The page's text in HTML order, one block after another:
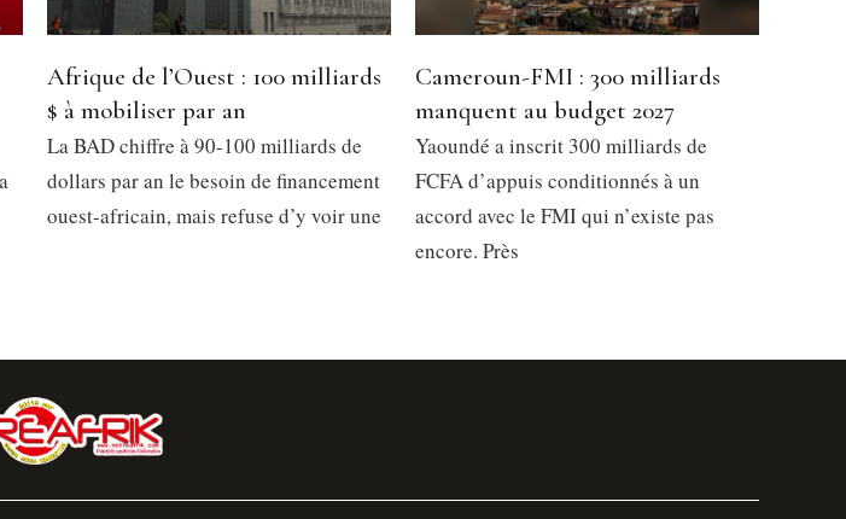
Afrique de l’Ouest : 100 milliards
$ à mobiliser par an
La BAD chiffre à 90-100 milliards de
dollars par an le besoin de financement
ouest-africain, mais refuse d’y voir une
Cameroun-FMI : 300 milliards
manquent au budget 2027
Yaoundé a inscrit 300 milliards de
FCFA d’appuis conditionnés à un
accord avec le FMI qui n’existe pas
encore. Près